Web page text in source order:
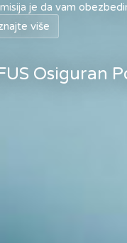
je da vam
više
Osiguran